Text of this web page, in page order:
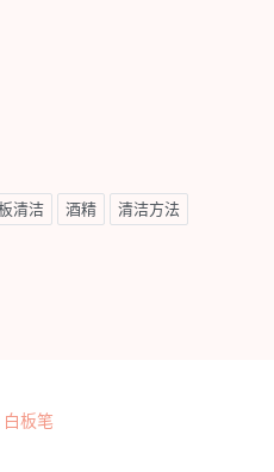
清洁 酒精 清洁方法
白板笔